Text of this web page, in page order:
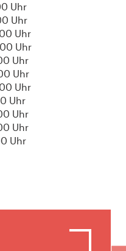
Uhr
Uhr
Uhr
Uhr
Uhr
Uhr
Uhr
Uhr
Uhr
Uhr
Uhr